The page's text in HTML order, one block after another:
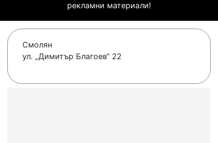
рекламни материали!
Смолян
ул. „Димитър Благоев“ 22